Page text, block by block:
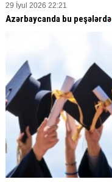
29 İyul 2026 22:21
Azərbaycanda bu peşələrdə